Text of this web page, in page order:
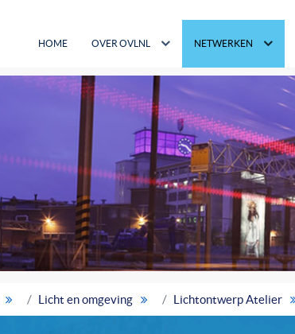
HOME OVER OVLNL NETWERKEN
Licht en omgeving Lichtontwerp Atelier